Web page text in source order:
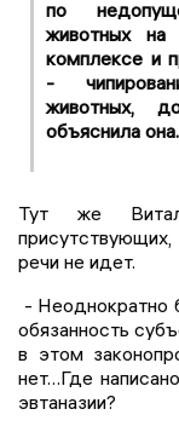
по
животных
комплексе и
-
животных,
объяснила она.
Тут же
присутствующих,
речи не идет.
- Неоднократно
обязанность
в этом
нет…Где
эвтаназии?